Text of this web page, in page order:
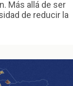
Más allá de ser
de reducir la